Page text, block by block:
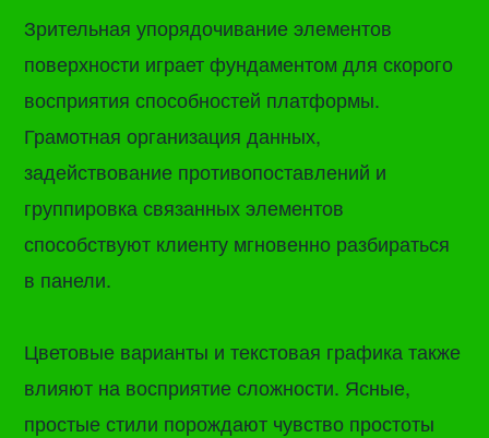
Зрительная упорядочивание элементов
поверхности играет фундаментом для скорого
восприятия способностей платформы.
Грамотная организация данных,
задействование противопоставлений и
группировка связанных элементов
способствуют клиенту мгновенно разбираться
в панели.
Цветовые варианты и текстовая графика также
влияют на восприятие сложности. Ясные,
простые стили порождают чувство простоты